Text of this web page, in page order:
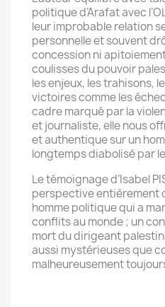
politique d’Arafat avec
leur improbable relation
personnelle et souvent
concession ni
coulisses du pouvoir
les enjeux, les trahisons,
victoires comme les
cadre marqué par la
et journaliste, elle nous
et authentique sur un
longtemps diabolisé par
Le témoignage d’Isabel
perspective entièrement
homme politique qui a
conflits au monde ; un
mort du dirigeant
aussi mystérieuses que
malheureusement